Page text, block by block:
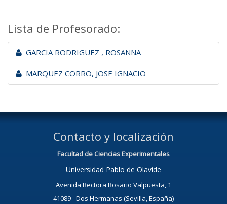
Lista de Profesorado:
GARCIA RODRIGUEZ , ROSANNA
MARQUEZ CORRO, JOSE IGNACIO
Contacto y localización
Facultad de Ciencias Experimentales
Universidad Pablo de Olavide
Avenida Rectora Rosario Valpuesta, 1
41089 - Dos Hermanas (Sevilla, España)